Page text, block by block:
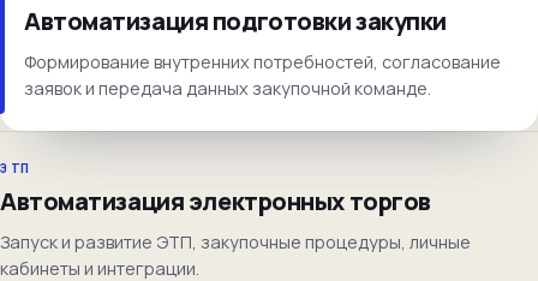
Автоматизация подготовки закупки
Формирование внутренних потребностей, согласование
заявок и передача данных закупочной команде.
ЭТП
Автоматизация электронных торгов
Запуск и развитие ЭТП, закупочные процедуры, личные
кабинеты и интеграции.